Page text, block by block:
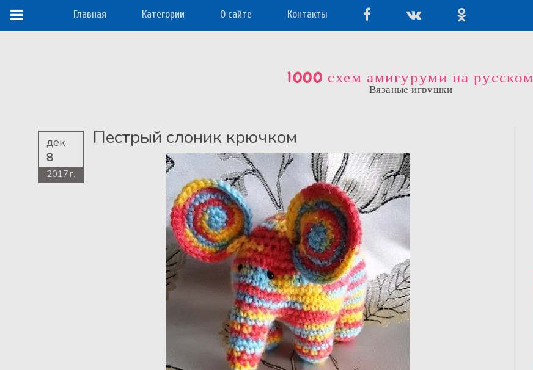
Главная Категории О сайте Контакты
1000 схем амигуруми на русском
Вязаные игрушки
Пестрый слоник крючком
дек
8
2017 г.